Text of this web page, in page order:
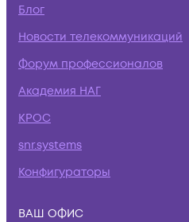
Блог
Новости телекоммуникаций
Форум профессионалов
Академия НАГ
КРОС
snr.systems
Конфигураторы
ВАШ ОФИС